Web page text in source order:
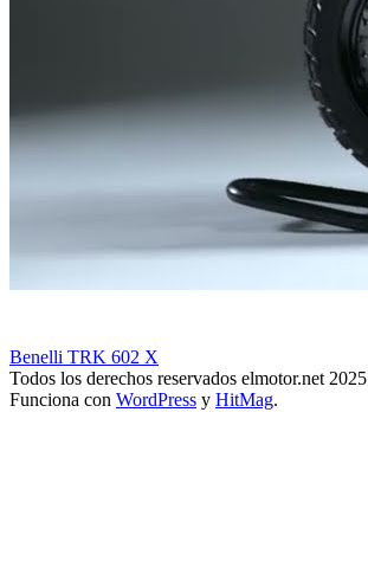
Benelli TRK 602 X
Todos los derechos reservados elmotor.net 2025
Funciona con WordPress y HitMag.